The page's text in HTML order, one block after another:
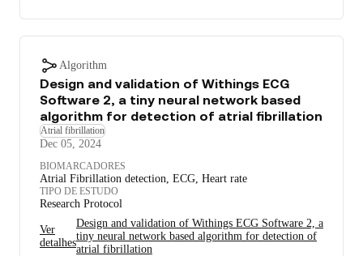
Algorithm
Design and validation of Withings ECG
Software 2, a tiny neural network based
algorithm for detection of atrial fibrillation
Atrial fibrillation
Dec 05, 2024
BIOMARCADORES
Atrial Fibrillation detection, ECG, Heart rate
TIPO DE ESTUDO
Research Protocol
Ver
detalhes
Design and validation of Withings ECG Software 2, a
tiny neural network based algorithm for detection of
atrial fibrillation